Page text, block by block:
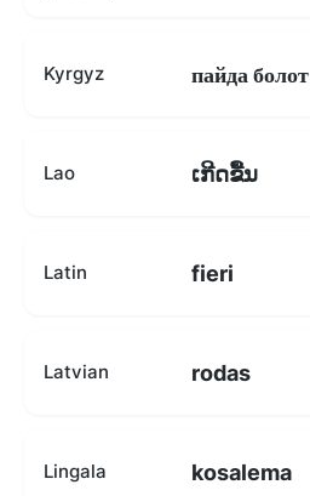
Kyrgyz пайда болот
Lao ເກີດຂື້ນ
Latin fieri
Latvian rodas
Lingala kosalema